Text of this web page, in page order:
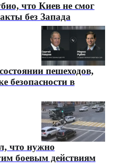
что Киев не смог
без Запада
пешеходов,
безопасности в
что нужно
боевым действиям